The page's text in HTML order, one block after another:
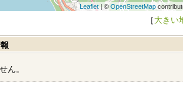
Leaflet| © OpenStreetMap
［大きい
ん。